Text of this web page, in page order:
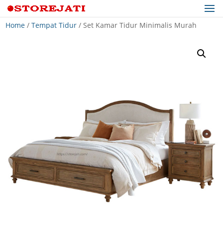
Home /Tempat Tidur / Set Kamar Tidur Minimalis Murah